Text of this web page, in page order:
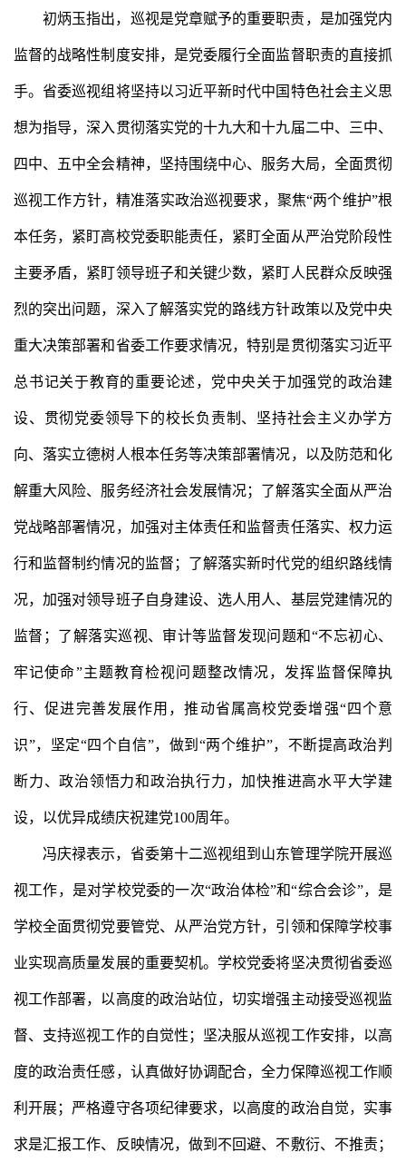
初炳玉指出，巡视是党章赋予的重要职责，是加强党内
监督的战略性制度安排，是党委履行全面监督职责的直接抓
手。省委巡视组将坚持以习近平新时代中国特色社会主义思
想为指导，深入贯彻落实党的十九大和十九届二中、三中、
四中、五中全会精神，坚持围绕中心、服务大局，全面贯彻
巡视工作方针，精准落实政治巡视要求，聚焦“两个维护”根
本任务，紧盯高校党委职能责任，紧盯全面从严治党阶段性
主要矛盾，紧盯领导班子和关键少数，紧盯人民群众反映强
烈的突出问题，深入了解落实党的路线方针政策以及党中央
重大决策部署和省委工作要求情况，特别是贯彻落实习近平
总书记关于教育的重要论述，党中央关于加强党的政治建
设、贯彻党委领导下的校长负责制、坚持社会主义办学方
向、落实立德树人根本任务等决策部署情况，以及防范和化
解重大风险、服务经济社会发展情况；了解落实全面从严治
党战略部署情况，加强对主体责任和监督责任落实、权力运
行和监督制约情况的监督；了解落实新时代党的组织路线情
况，加强对领导班子自身建设、选人用人、基层党建情况的
监督；了解落实巡视、审计等监督发现问题和“不忘初心、
牢记使命”主题教育检视问题整改情况，发挥监督保障执
行、促进完善发展作用，推动省属高校党委增强“四个意
识”，坚定“四个自信”，做到“两个维护”，不断提高政治判
断力、政治领悟力和政治执行力，加快推进高水平大学建
设，以优异成绩庆祝建党100周年。
冯庆禄表示，省委第十二巡视组到山东管理学院开展巡
视工作，是对学校党委的一次“政治体检”和“综合会诊”，是
学校全面贯彻党要管党、从严治党方针，引领和保障学校事
业实现高质量发展的重要契机。学校党委将坚决贯彻省委巡
视工作部署，以高度的政治站位，切实增强主动接受巡视监
督、支持巡视工作的自觉性；坚决服从巡视工作安排，以高
度的政治责任感，认真做好协调配合，全力保障巡视工作顺
利开展；严格遵守各项纪律要求，以高度的政治自觉，实事
求是汇报工作、反映情况，做到不回避、不敷衍、不推责；